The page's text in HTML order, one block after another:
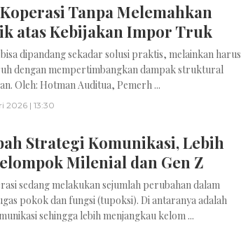
Tanpa Melemahkan
atas Kebijakan Impor Truk
dipandang sekadar solusi praktis, melainkan harus
dengan mempertimbangkan dampak struktural
Oleh: Hotman Auditua, Pemerh ...
2026 | 13:30
Strategi Komunikasi, Lebih
Milenial dan Gen Z
sedang melakukan sejumlah perubahan dalam
pokok dan fungsi (tupoksi). Di antaranya adalah
sehingga lebih menjangkau kelom ...